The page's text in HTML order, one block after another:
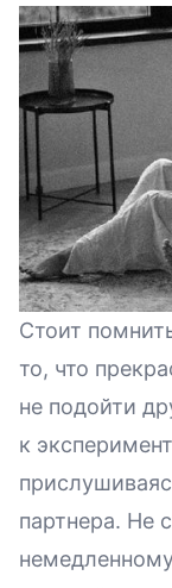
Стоит
то, что
не подойти
к
партнера. Не